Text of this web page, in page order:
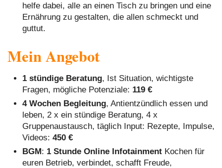
helfe dabei, alle an einen Tisch zu bringen und eine
Ernährung zu gestalten, die allen schmeckt und
guttut.
Mein Angebot
1 stündige Beratung, Ist Situation, wichtigste
Fragen, mögliche Potenziale: 119 €
4 Wochen Begleitung, Antientzündlich essen und
leben, 2 x ein stündige Beratung, 4 x
Gruppenaustausch, täglich Input: Rezepte, Impulse,
Videos: 450 €
BGM: 1 Stunde Online Infotainment Kochen für
euren Betrieb, verbindet, schafft Freude,